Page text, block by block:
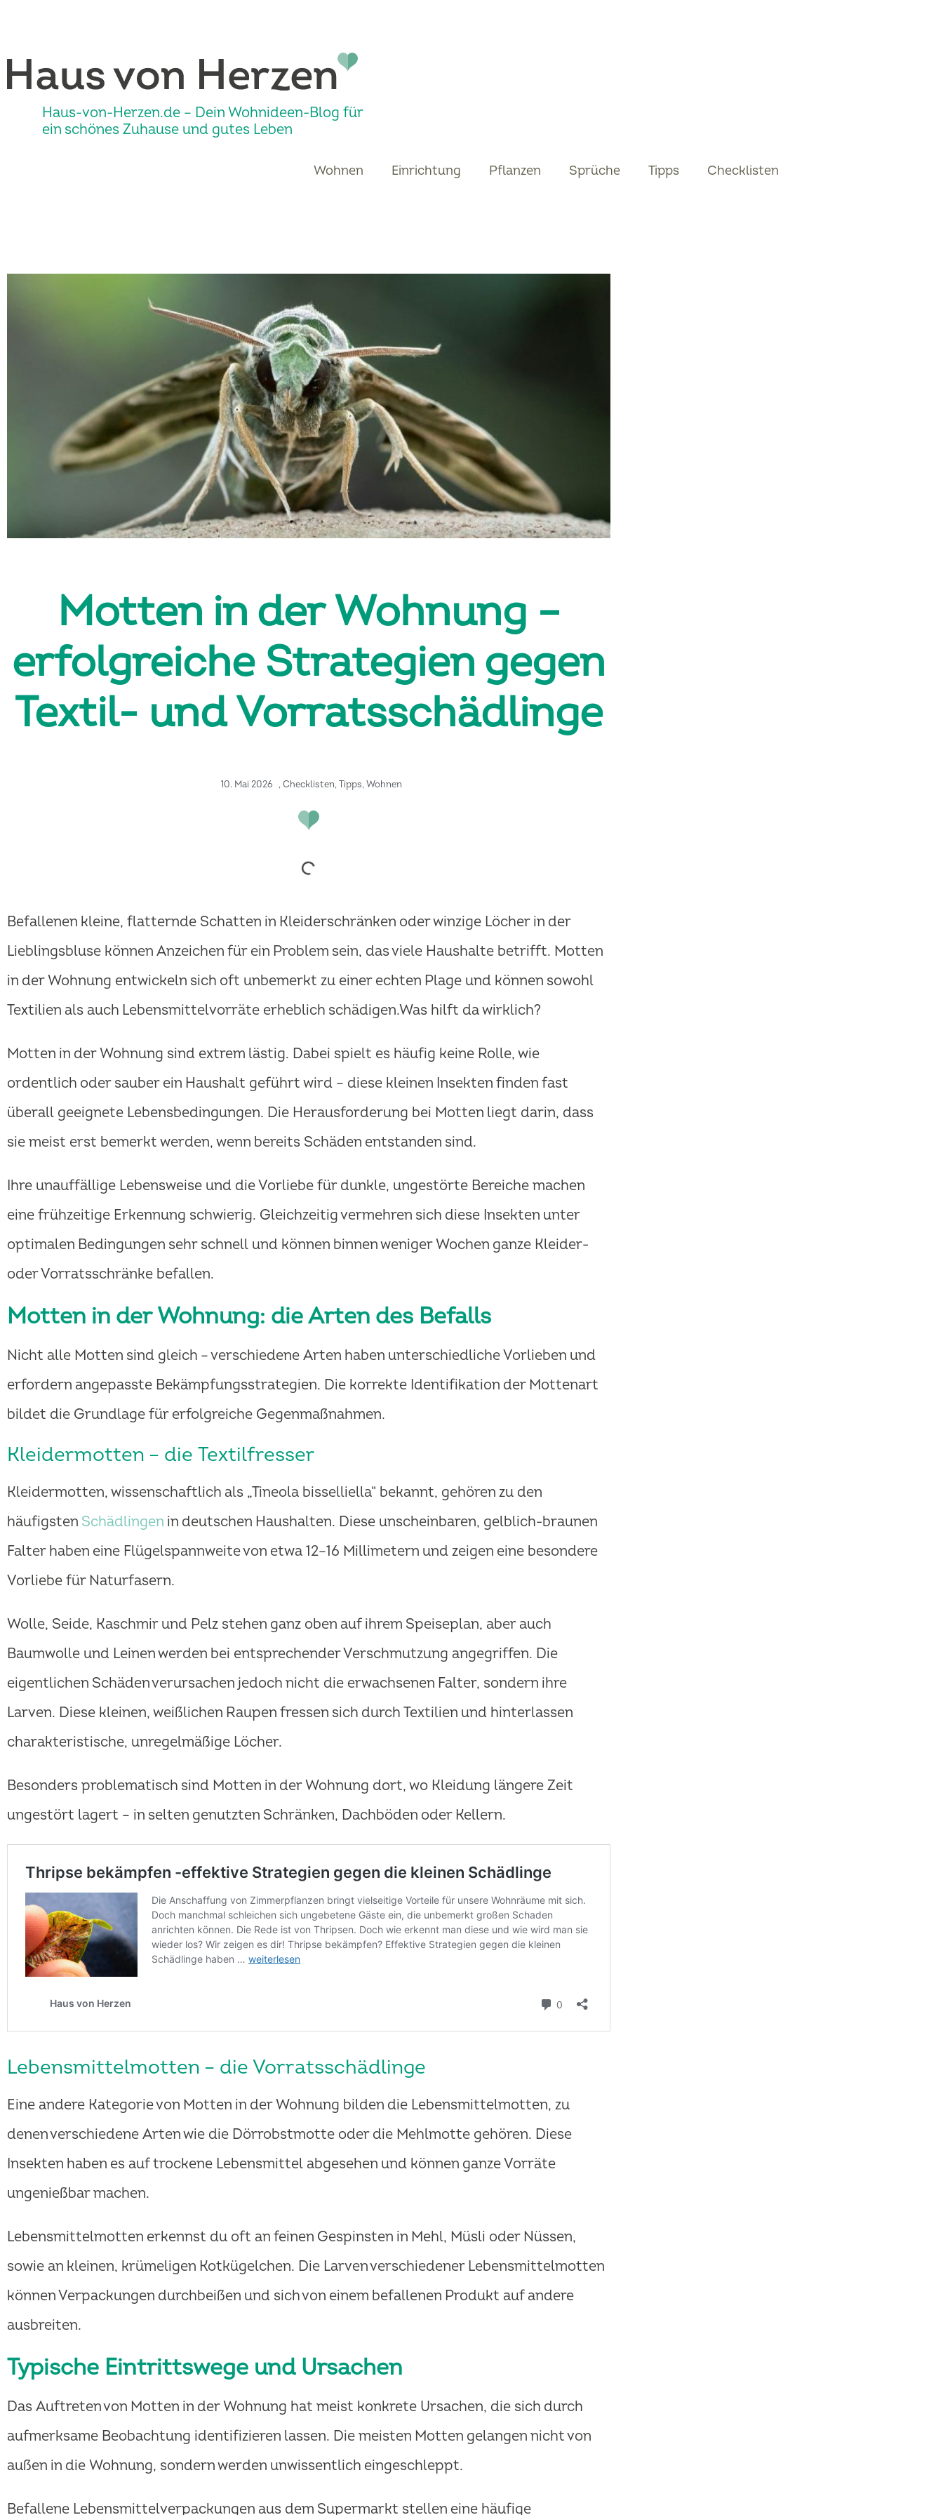
Haus-von-Herzen.de – Dein Wohnideen-Blog für
ein schönes Zuhause und gutes Leben
Wohnen Einrichtung Pflanzen Sprüche Tipps Checklisten
Motten in der Wohnung –
erfolgreiche Strategien gegen
Textil- und Vorratsschädlinge
10. Mai 2026 ,Checklisten,Tipps,Wohnen
Befallenen kleine, flatternde Schatten in Kleiderschränken oder winzige Löcher in der
Lieblingsbluse können Anzeichen für ein Problem sein, das viele Haushalte betrifft. Motten
in der Wohnung entwickeln sich oft unbemerkt zu einer echten Plage und können sowohl
Textilien als auch Lebensmittelvorräte erheblich schädigen.Was hilft da wirklich?
Motten in der Wohnung sind extrem lästig. Dabei spielt es häufig keine Rolle, wie
ordentlich oder sauber ein Haushalt geführt wird – diese kleinen Insekten finden fast
überall geeignete Lebensbedingungen. Die Herausforderung bei Motten liegt darin, dass
sie meist erst bemerkt werden, wenn bereits Schäden entstanden sind.
Ihre unauffällige Lebensweise und die Vorliebe für dunkle, ungestörte Bereiche machen
eine frühzeitige Erkennung schwierig. Gleichzeitig vermehren sich diese Insekten unter
optimalen Bedingungen sehr schnell und können binnen weniger Wochen ganze Kleider-
oder Vorratsschränke befallen.
Motten in der Wohnung: die Arten des Befalls
Nicht alle Motten sind gleich – verschiedene Arten haben unterschiedliche Vorlieben und
erfordern angepasste Bekämpfungsstrategien. Die korrekte Identifikation der Mottenart
bildet die Grundlage für erfolgreiche Gegenmaßnahmen.
Kleidermotten – die Textilfresser
Kleidermotten, wissenschaftlich als „Tineola bisselliella“ bekannt, gehören zu den
häufigsten Schädlingen in deutschen Haushalten. Diese unscheinbaren, gelblich-braunen
Falter haben eine Flügelspannweite von etwa 12–16 Millimetern und zeigen eine besondere
Vorliebe für Naturfasern.
Wolle, Seide, Kaschmir und Pelz stehen ganz oben auf ihrem Speiseplan, aber auch
Baumwolle und Leinen werden bei entsprechender Verschmutzung angegriffen. Die
eigentlichen Schäden verursachen jedoch nicht die erwachsenen Falter, sondern ihre
Larven. Diese kleinen, weißlichen Raupen fressen sich durch Textilien und hinterlassen
charakteristische, unregelmäßige Löcher.
Besonders problematisch sind Motten in der Wohnung dort, wo Kleidung längere Zeit
ungestört lagert – in selten genutzten Schränken, Dachböden oder Kellern.
Lebensmittelmotten – die Vorratsschädlinge
Eine andere Kategorie von Motten in der Wohnung bilden die Lebensmittelmotten, zu
denen verschiedene Arten wie die Dörrobstmotte oder die Mehlmotte gehören. Diese
Insekten haben es auf trockene Lebensmittel abgesehen und können ganze Vorräte
ungenießbar machen.
Lebensmittelmotten erkennst du oft an feinen Gespinsten in Mehl, Müsli oder Nüssen,
sowie an kleinen, krümeligen Kotkügelchen. Die Larven verschiedener Lebensmittelmotten
können Verpackungen durchbeißen und sich von einem befallenen Produkt auf andere
ausbreiten.
Typische Eintrittswege und Ursachen
Das Auftreten von Motten in der Wohnung hat meist konkrete Ursachen, die sich durch
aufmerksame Beobachtung identifizieren lassen. Die meisten Motten gelangen nicht von
außen in die Wohnung, sondern werden unwissentlich eingeschleppt.
Befallene Lebensmittelverpackungen aus dem Supermarkt stellen eine häufige